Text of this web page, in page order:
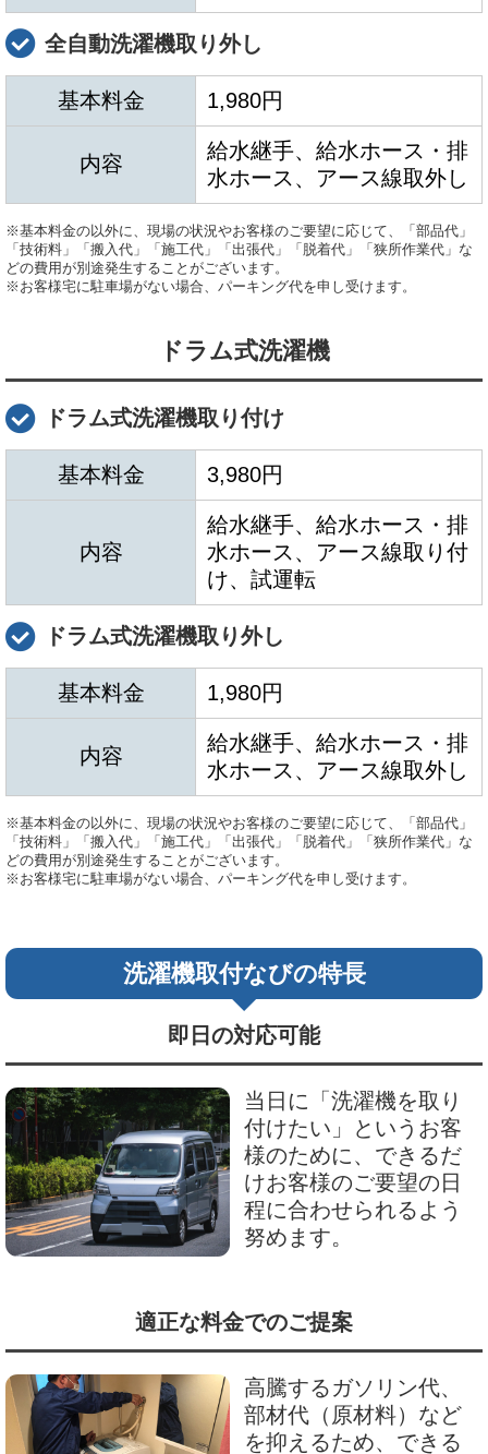
全自動洗濯機取り外し
基本料金 1,980円
内容
給水継手、給水ホース・排
水ホース、アース線取外し
※基本料金の以外に、現場の状況やお客様のご要望に応じて、「部品代」
「技術料」「搬入代」「施工代」「出張代」「脱着代」「狭所作業代」な
どの費用が別途発生することがございます。
※お客様宅に駐車場がない場合、パーキング代を申し受けます。
ドラム式洗濯機
ドラム式洗濯機取り付け
基本料金 3,980円
内容
給水継手、給水ホース・排
水ホース、アース線取り付
け、試運転
ドラム式洗濯機取り外し
基本料金 1,980円
内容
給水継手、給水ホース・排
水ホース、アース線取外し
※基本料金の以外に、現場の状況やお客様のご要望に応じて、「部品代」
「技術料」「搬入代」「施工代」「出張代」「脱着代」「狭所作業代」な
どの費用が別途発生することがございます。
※お客様宅に駐車場がない場合、パーキング代を申し受けます。
洗濯機取付なびの特長
即日の対応可能
当日に「洗濯機を取り
付けたい」というお客
様のために、できるだ
けお客様のご要望の日
程に合わせられるよう
努めます。
適正な料金でのご提案
高騰するガソリン代、
部材代（原材料）など
を抑えるため、できる